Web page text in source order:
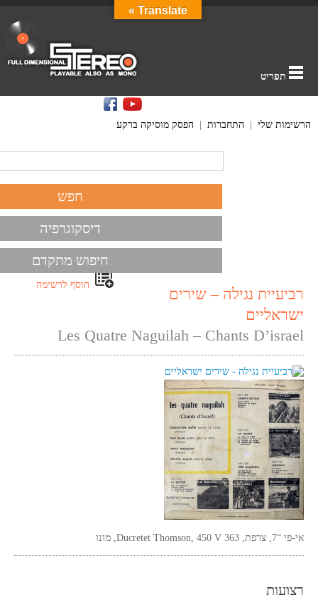
תפריט
הרשימות שלי התחברות הפסק מוסיקה ברקע
דיסקוגרפיה
חיפוש מתקדם
הוסף לרשימה
רביעיית נגילה – שירים
ישראליים
Les Quatre Naguilah – Chants D’israel
אי-פי “7, צרפת, Ducretet Thomson, 450 V 363, מונו
רצועות
Translate »